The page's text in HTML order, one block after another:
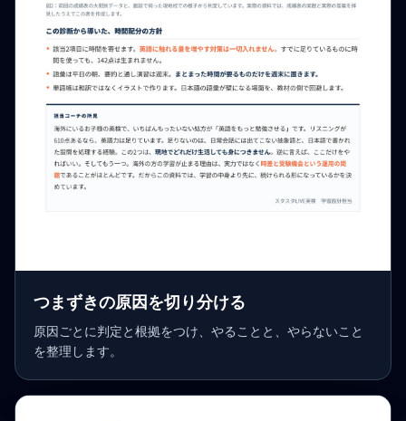
つまずきの原因を切り分ける
原因ごとに判定と根拠をつけ、やることと、やらないこと
を整理します。